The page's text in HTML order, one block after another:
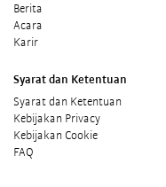
Berita
Acara
Karir
Syarat dan Ketentuan
Syarat dan Ketentuan
Kebijakan Privacy
Kebijakan Cookie
FAQ